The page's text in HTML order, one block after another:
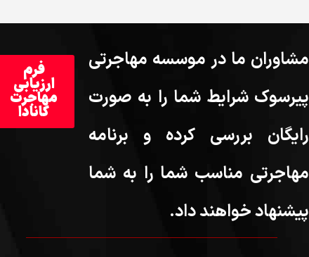
مشاوران ما در موسسه مهاجرتی
پیرسوک شرایط شما را به صورت
رایگان بررسی کرده و برنامه
مهاجرتی مناسب شما را به شما
پیشنهاد خواهند داد.
فرم
ارزیابی
مهاجرت
کانادا